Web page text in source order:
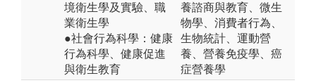
境衛生學及實驗、職
業衛生學
●社會行為科學：健康
行為科學、健康促進
與衛生教育
養諮商與教育、微生
物學、消費者行為、
生物統計、運動營
養、營養免疫學、癌
症營養學